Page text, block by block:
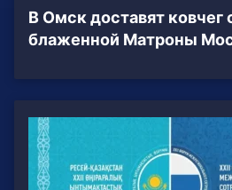
В Омск доставят
блаженной Матроны